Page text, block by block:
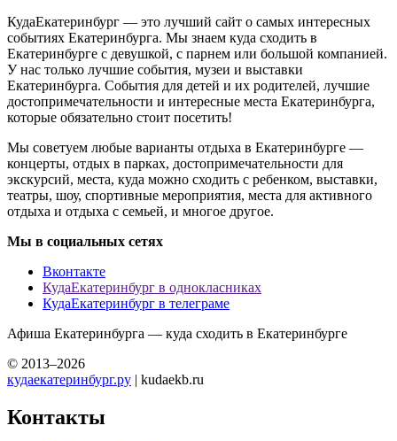
КудаЕкатеринбург — это лучший сайт о самых интересных
событиях Екатеринбурга. Мы знаем куда сходить в
Екатеринбурге с девушкой, с парнем или большой компанией.
У нас только лучшие события, музеи и выставки
Екатеринбурга. События для детей и их родителей, лучшие
достопримечательности и интересные места Екатеринбурга,
которые обязательно стоит посетить!
Мы советуем любые варианты отдыха в Екатеринбурге —
концерты, отдых в парках, достопримечательности для
экскурсий, места, куда можно сходить с ребенком, выставки,
театры, шоу, спортивные мероприятия, места для активного
отдыха и отдыха с семьей, и многое другое.
Мы в социальных сетях
Вконтакте
КудаЕкатеринбург в однокласниках
КудаЕкатеринбург в телеграме
Афиша Екатеринбурга — куда сходить в Екатеринбурге
© 2013–2026
кудаекатеринбург.ру | kudaekb.ru
Контакты